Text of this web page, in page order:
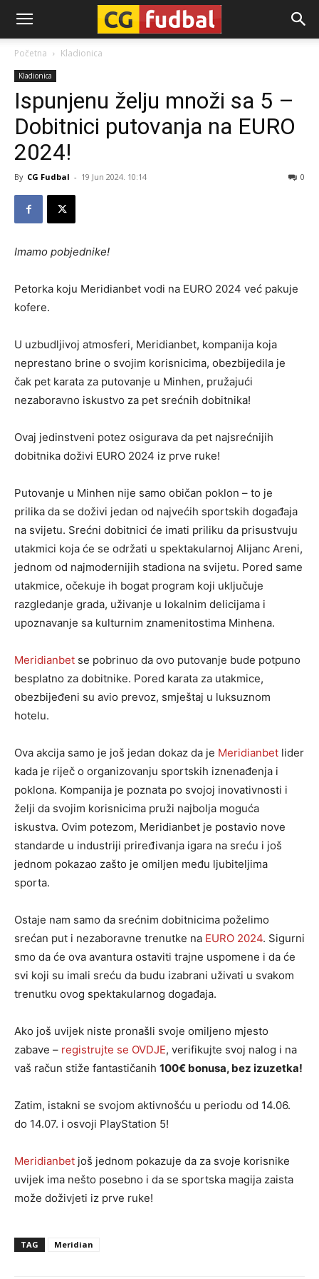
CG-
Fudbal
Početna Kladionica
Kladionica
Ispunjenu želju množi sa 5 –
Dobitnici putovanja na EURO
2024!
By CG Fudbal - 19 Jun 2024. 10:14 0
Imamo pobjednike!
Petorka koju Meridianbet vodi na EURO 2024 već pakuje
kofere.
U uzbudljivoj atmosferi, Meridianbet, kompanija koja
neprestano brine o svojim korisnicima, obezbijedila je
čak pet karata za putovanje u Minhen, pružajući
nezaboravno iskustvo za pet srećnih dobitnika!
Ovaj jedinstveni potez osigurava da pet najsrećnijih
dobitnika doživi EURO 2024 iz prve ruke!
Putovanje u Minhen nije samo običan poklon – to je
prilika da se doživi jedan od najvećih sportskih događaja
na svijetu. Srećni dobitnici će imati priliku da prisustvuju
utakmici koja će se održati u spektakularnoj Alijanc Areni,
jednom od najmodernijih stadiona na svijetu. Pored same
utakmice, očekuje ih bogat program koji uključuje
razgledanje grada, uživanje u lokalnim delicijama i
upoznavanje sa kulturnim znamenitostima Minhena.
Meridianbet se pobrinuo da ovo putovanje bude potpuno
besplatno za dobitnike. Pored karata za utakmice,
obezbijeđeni su avio prevoz, smještaj u luksuznom
hotelu.
Ova akcija samo je još jedan dokaz da je Meridianbet lider
kada je riječ o organizovanju sportskih iznenađenja i
poklona. Kompanija je poznata po svojoj inovativnosti i
želji da svojim korisnicima pruži najbolja moguća
iskustva. Ovim potezom, Meridianbet je postavio nove
standarde u industriji priređivanja igara na sreću i još
jednom pokazao zašto je omiljen među ljubiteljima
sporta.
Ostaje nam samo da srećnim dobitnicima poželimo
srećan put i nezaboravne trenutke na EURO 2024. Sigurni
smo da će ova avantura ostaviti trajne uspomene i da će
svi koji su imali sreću da budu izabrani uživati u svakom
trenutku ovog spektakularnog događaja.
Ako još uvijek niste pronašli svoje omiljeno mjesto
zabave – registrujte se OVDJE, verifikujte svoj nalog i na
vaš račun stiže fantastičanih 100€ bonusa, bez izuzetka!
Zatim, istakni se svojom aktivnošću u periodu od 14.06.
do 14.07. i osvoji PlayStation 5!
Meridianbet još jednom pokazuje da za svoje korisnike
uvijek ima nešto posebno i da se sportska magija zaista
može doživjeti iz prve ruke!
TAG Meridian